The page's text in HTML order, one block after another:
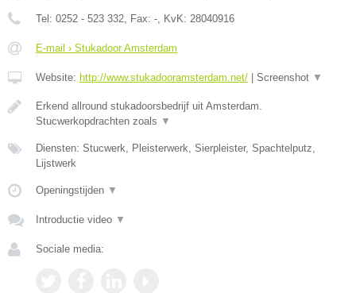
Tel: 0252 - 523 332 , Fax: - , KvK: 28040916
E-mail › Stukadoor Amsterdam
Website: http://www.stukadooramsterdam.net/ | Screenshot ▼
Erkend allround stukadoorsbedrijf uit Amsterdam.
Stucwerkopdrachten zoals ▼
Diensten: Stucwerk, Pleisterwerk, Sierpleister, Spachtelputz,
Lijstwerk
Openingstijden ▼
Introductie video ▼
Sociale media: